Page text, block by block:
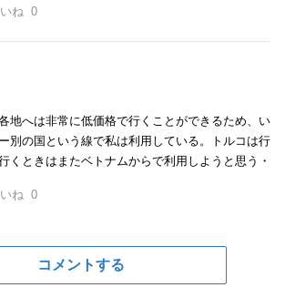
0
地へは非常に低価格で行くことができるため、い
別の国という線で私は利用している。トルコは行
くときはまたベトナムからで利用しようと思う・
0
コメントする